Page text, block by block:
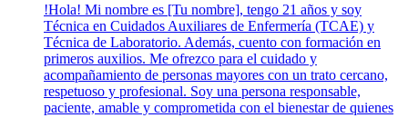
!Hola! Mi nombre es [Tu nombre], tengo 21 años y soy
Técnica en Cuidados Auxiliares de Enfermería (TCAE) y
Técnica de Laboratorio. Además, cuento con formación en
primeros auxilios. Me ofrezco para el cuidado y
acompañamiento de personas mayores con un trato cercano,
respetuoso y profesional. Soy una persona responsable,
paciente, amable y comprometida con el bienestar de quienes